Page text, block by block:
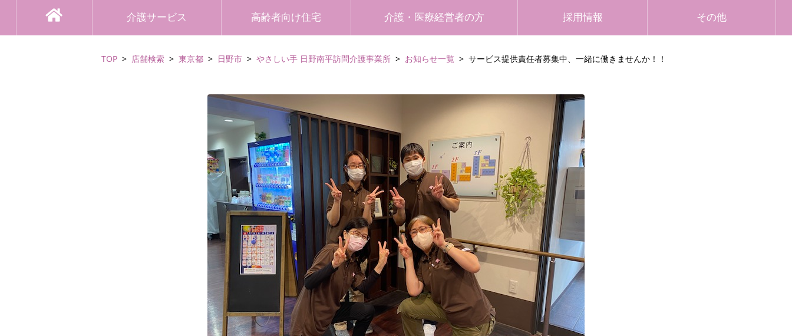
介護サービス 高齢者向け住宅 介護・医療経営者の方 採用情報 その他
TOP 店舗検索 東京都 日野市 やさしい手 日野南平訪問介護事業所 お知らせ一覧 サービス提供責任者募集中、一緒に働きませんか！！